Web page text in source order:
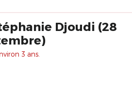
Djoudi (28
3 ans.